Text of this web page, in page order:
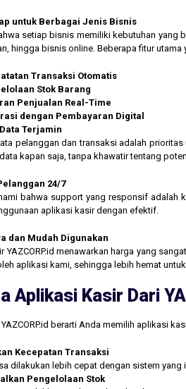
untuk Berbagai Jenis Bisnis
setiap bisnis memiliki kebutuhan yang
hingga bisnis online. Beberapa fitur utama
Transaksi Otomatis
Stok Barang
Penjualan Real-Time
dengan Pembayaran Digital
Terjamin
pelanggan dan transaksi adalah
kapan saja, tanpa khawatir tentang
24/7
bahwa support yang responsif adalah
aplikasi kasir dengan efektif.
dan Mudah Digunakan
YAZCORP.id menawarkan harga yang
aplikasi kami, sehingga lebih hemat
Aplikasi Kasir Dari
berarti Anda memilih aplikasi
Kecepatan Transaksi
dilakukan lebih cepat dengan sistem
Pengelolaan Stok